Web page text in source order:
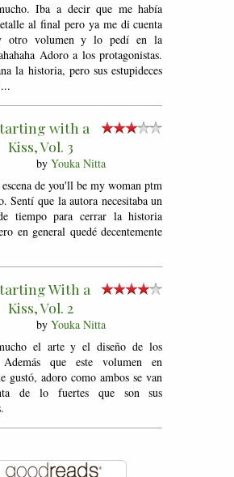
Iba a decir que me había
al final pero ya me di cuenta
otro volumen y lo pedí en la
Adoro a los protagonistas.
la historia, pero sus estupideces
with a
Kiss, Vol. 3
by Youka Nitta
escena de you'll be my woman ptm
Sentí que la autora necesitaba un
tiempo para cerrar la historia
en general quedé decentemente
With a
Kiss, Vol. 2
by Youka Nitta
el arte y el diseño de los
Además que este volumen en
gustó, adoro como ambos se van
de lo fuertes que son sus